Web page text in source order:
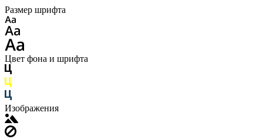
Размер шрифта
Цвет фона и шрифта
Изображения